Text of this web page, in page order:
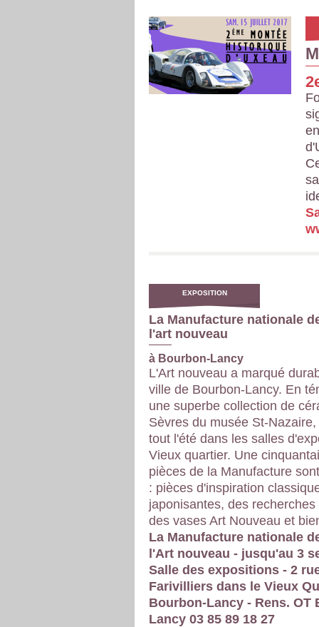
EXPOSITION
La Manufacture nationale
l'art nouveau
à Bourbon-Lancy
L'Art nouveau a marqué
ville de Bourbon-Lancy. En
une superbe collection de
Sèvres du musée St-
tout l'été dans les salles
Vieux quartier. Une
pièces de la Manufacture
: pièces d'inspiration
japonisantes, des
des vases Art Nouveau et
La Manufacture nationale
l'Art nouveau - jusqu'au 3
Salle des expositions - 2
Farivilliers dans le Vieux
Bourbon-Lancy - Rens. OT
Lancy 03 85 89 18 27